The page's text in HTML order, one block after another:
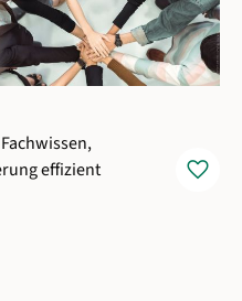
effizient
favorite